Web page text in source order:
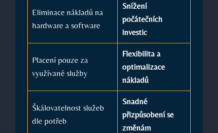
Eliminace nákladů na
hardware a software
Snížení
počátečních
investic
Placení pouze za
využívané služby
Flexibilita a
optimalizace
nákladů
Škálovatelnost služeb
dle potřeb
Snadné
přizpůsobení se
změnám